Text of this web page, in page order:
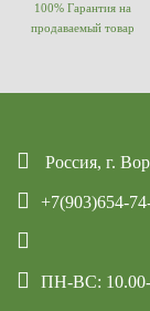
100% Гарантия на
продаваемый товар
Россия, г.
+7(903)654-
ПН-ВС: